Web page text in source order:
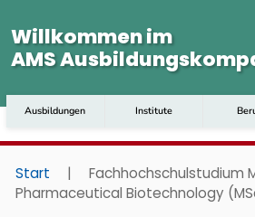
Willkommen im
AMS
Ausbildungen Institute
Start |
Fachhochschulstudium
Pharmaceutical Biotechnology